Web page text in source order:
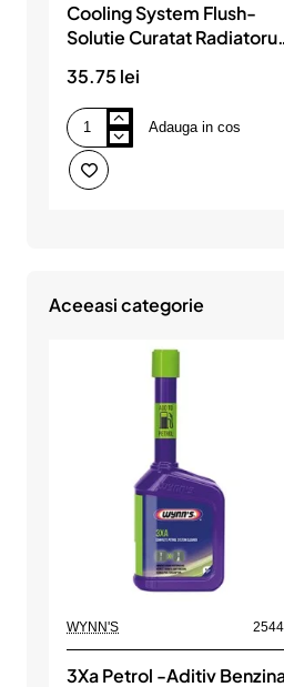
Cooling System Flush-
Solutie Curatat
35.75 lei
Cooling
System
Flush-
Solutie
Adauga in cos
Aceeasi categorie
WYNN'S
3Xa Petrol -Aditiv